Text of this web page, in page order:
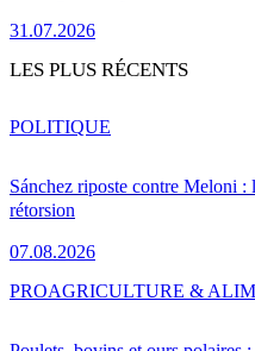
31.07.2026
LES PLUS RÉCENTS
Sánchez riposte contre Meloni :
rétorsion
07.08.2026
POLITIQUE
PROAGRICULTURE &